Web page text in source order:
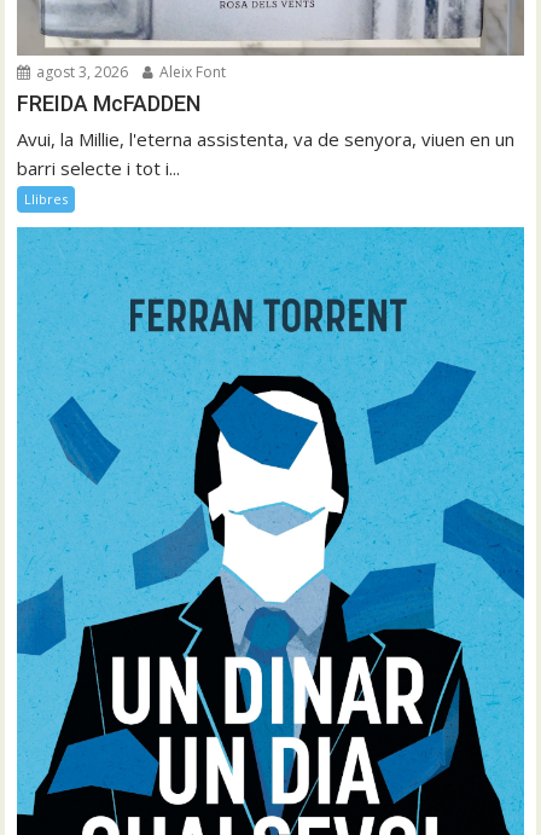
agost 3, 2026 Aleix Font
FREIDA McFADDEN
Avui, la Millie, l'eterna assistenta, va de senyora, viuen en un
barri selecte i tot i...
Llibres